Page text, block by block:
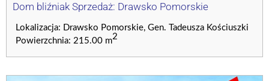
Dom bliźniak Sprzedaż: Drawsko Pomorskie
Lokalizacja: Drawsko Pomorskie, Gen. Tadeusza Kościuszki
Powierzchnia: 215.00 m2